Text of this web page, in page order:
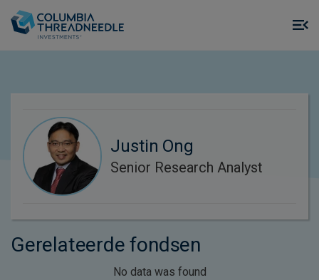
Justin Ong
Senior Research Analyst
Gerelateerde fondsen
No data was found